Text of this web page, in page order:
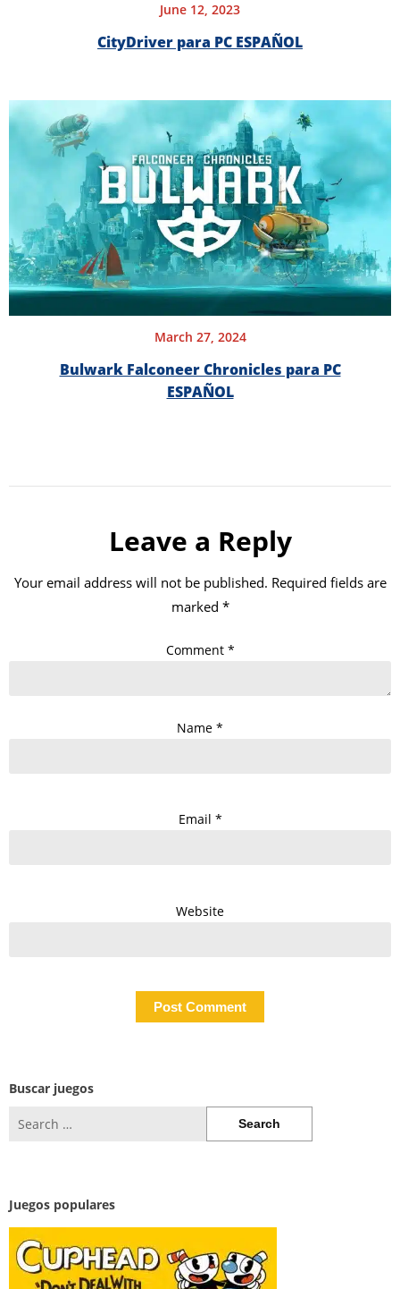
June 12, 2023
CityDriver para PC ESPAÑOL
March 27, 2024
Bulwark Falconeer Chronicles para PC
ESPAÑOL
Leave a Reply
Your email address will not be published. Required fields are
marked *
Comment *
Name *
Email *
Website
Buscar juegos
for:
Juegos populares